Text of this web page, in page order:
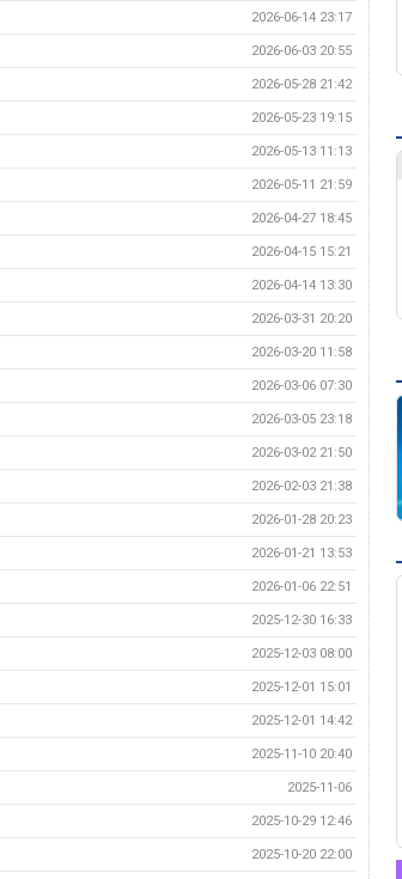
2026-06-14 23:17
2026-06-03 20:55
2026-05-28 21:42
2026-05-23 19:15
2026-05-13 11:13
2026-05-11 21:59
2026-04-27 18:45
2026-04-15 15:21
2026-04-14 13:30
2026-03-31 20:20
2026-03-20 11:58
2026-03-06 07:30
2026-03-05 23:18
2026-03-02 21:50
2026-02-03 21:38
2026-01-28 20:23
2026-01-21 13:53
2026-01-06 22:51
2025-12-30 16:33
2025-12-03 08:00
2025-12-01 15:01
2025-12-01 14:42
2025-11-10 20:40
2025-11-06
2025-10-29 12:46
2025-10-20 22:00